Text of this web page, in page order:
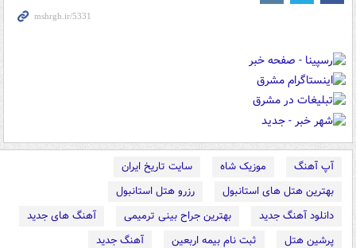
آپ آهنگ موزیک شاه
سایت تاریخ ایران
بهترین هتل های استانبول
رزرو هتل استانبول
دانلود آهنگ جدید
بهترین جراح بینی ترمیمی
آهنگ های جدید
پرشین هتل
ثبت نام بیمه اربعین
آهنگ جدید